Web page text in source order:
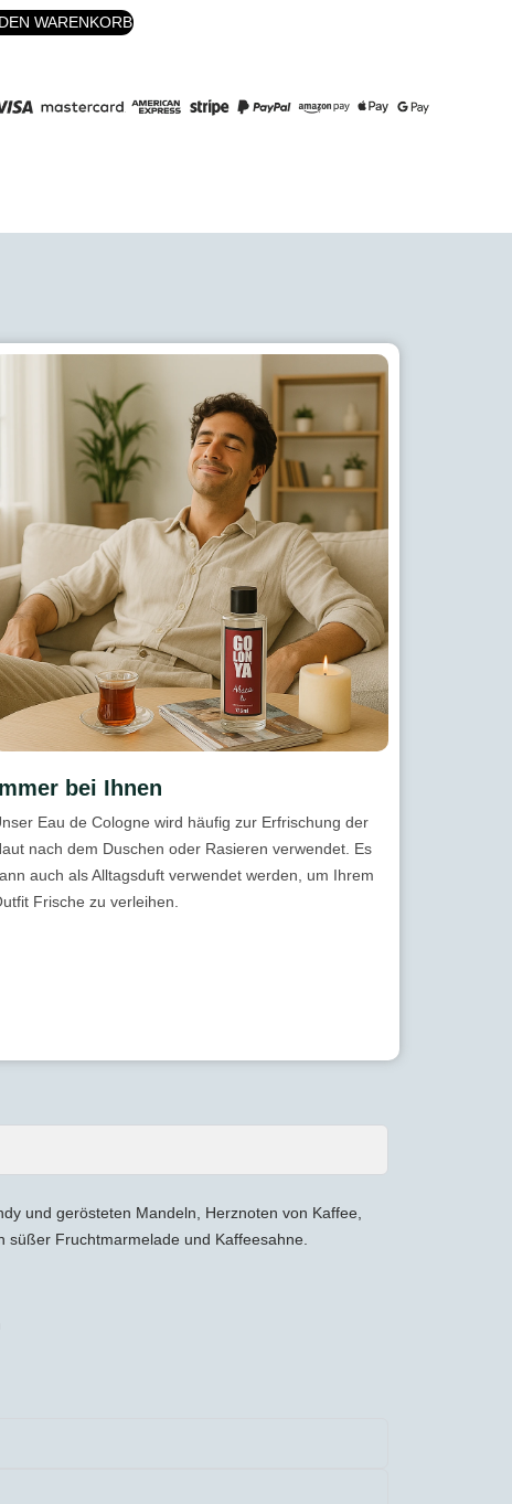
WARENKORB
bei Ihnen
Eau de Cologne wird häufig zur Erfrischung der
nach dem Duschen oder Rasieren verwendet. Es
auch als Alltagsduft verwendet werden, um Ihrem
Frische zu verleihen.
und gerösteten Mandeln, Herznoten von Kaffee,
Fruchtmarmelade und Kaffeesahne.